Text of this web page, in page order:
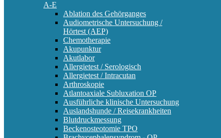
A-E
Ablation des Gehörganges
Audiometrische Untersuchung /
Hörtest (AEP)
Chemotherapie
Akupunktur
Akutlabor
Allergietest / Serologisch
Allergietest / Intracutan
Arthroskopie
Atlantoaxiale Subluxation OP
Ausführliche klinische Untersuchung
Auslandshunde / Reisekrankheiten
Blutdruckmessung
Beckenosteotomie TPO